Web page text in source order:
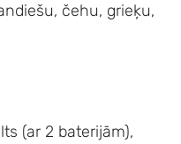
čehu, grieķu,
(ar 2 baterijām),